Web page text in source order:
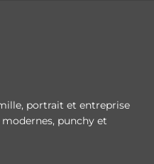
portrait et entreprise
modernes, punchy et